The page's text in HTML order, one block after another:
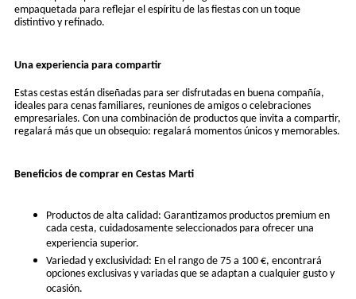
empaquetada para reflejar el espíritu de las fiestas con un toque
distintivo y refinado.
Una experiencia para compartir
Estas cestas están diseñadas para ser disfrutadas en buena compañía,
ideales para cenas familiares, reuniones de amigos o celebraciones
empresariales. Con una combinación de productos que invita a compartir,
regalará más que un obsequio: regalará momentos únicos y memorables.
Beneficios de comprar en Cestas Marti
Productos de alta calidad: Garantizamos productos premium en
cada cesta, cuidadosamente seleccionados para ofrecer una
experiencia superior.
Variedad y exclusividad: En el rango de 75 a 100 €, encontrará
opciones exclusivas y variadas que se adaptan a cualquier gusto y
ocasión.